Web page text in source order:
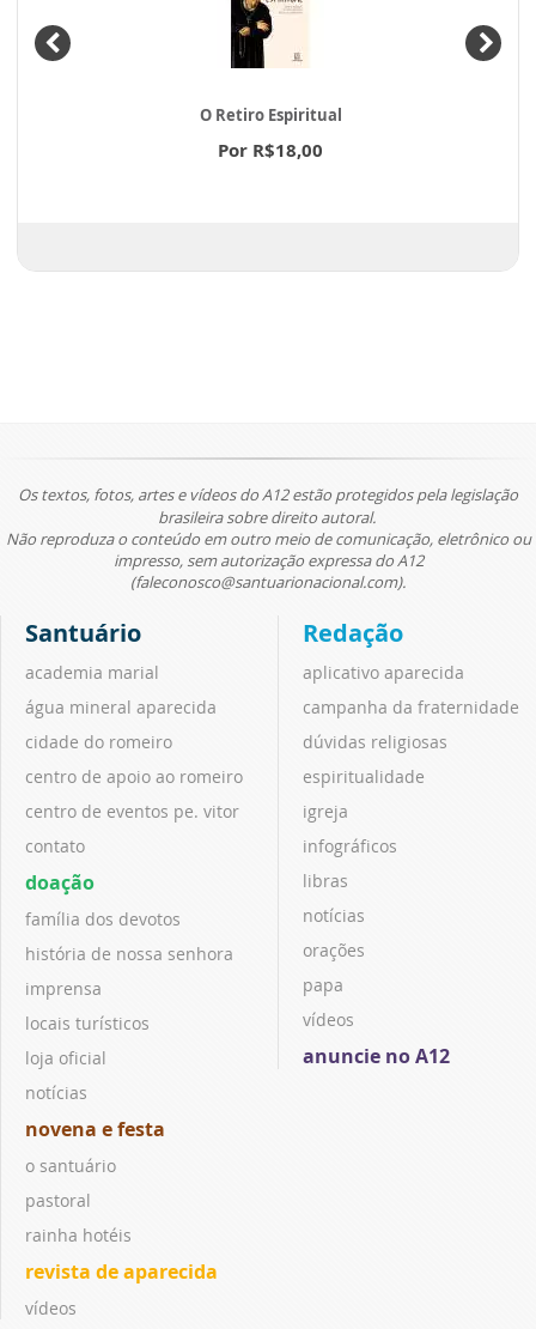
O Retiro Espiritual
Por R$18,00
Os textos, fotos, artes e vídeos do A12 estão protegidos pela legislação
brasileira sobre direito autoral.
Não reproduza o conteúdo em outro meio de comunicação, eletrônico ou
impresso, sem autorização expressa do A12
(faleconosco@santuarionacional.com).
Santuário
academia marial
água mineral aparecida
cidade do romeiro
centro de apoio ao romeiro
centro de eventos pe. vitor
contato
doação
família dos devotos
história de nossa senhora
imprensa
locais turísticos
loja oficial
notícias
novena e festa
o santuário
pastoral
rainha hotéis
revista de aparecida
vídeos
Redação
aplicativo aparecida
campanha da fraternidade
dúvidas religiosas
espiritualidade
igreja
infográficos
libras
notícias
orações
papa
vídeos
anuncie no A12